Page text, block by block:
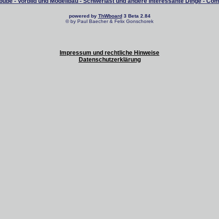
powered by ThWboard3 Beta 2.84
© by Paul Baecher & Felix Gonschorek
Impressum und rechtliche Hinweise
Datenschutzerklärung